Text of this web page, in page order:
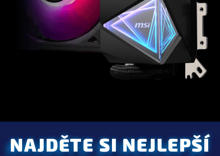
NAJDĚTE SI NEJLEPŠÍ